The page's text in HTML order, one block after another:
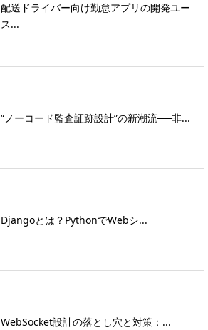
配送ドライバー向け勤怠アプリの開発ユー
ス...
“ノーコード監査証跡設計”の新潮流──非...
Djangoとは？PythonでWebシ...
WebSocket設計の落とし穴と対策：...